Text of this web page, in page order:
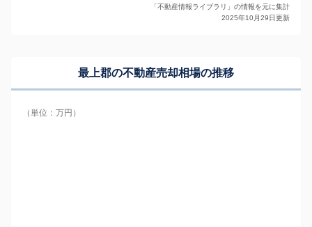
「不動産情報ライブラリ」の情報を元に集計
2025年10月29日更新
最上郡の不動産売却相場の推移
（単位：万円）